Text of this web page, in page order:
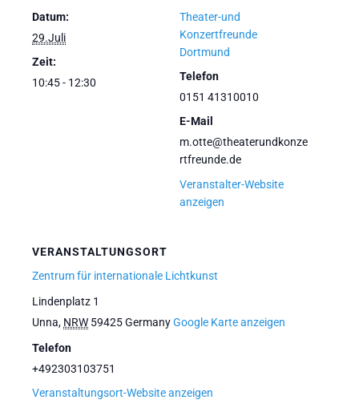
Datum:
29.Juli
Zeit:
10:45 - 12:30
Theater-und
Konzertfreunde
Dortmund
Telefon
0151 41310010
E-Mail
m.otte@theaterundkonze
rtfreunde.de
Veranstalter-Website
anzeigen
VERANSTALTUNGSORT
Zentrum für internationale Lichtkunst
Lindenplatz 1
Unna, NRW 59425GermanyGoogle Karte anzeigen
Telefon
+492303103751
Veranstaltungsort-Website anzeigen